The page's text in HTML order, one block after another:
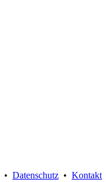
• Datenschutz • Kontakt